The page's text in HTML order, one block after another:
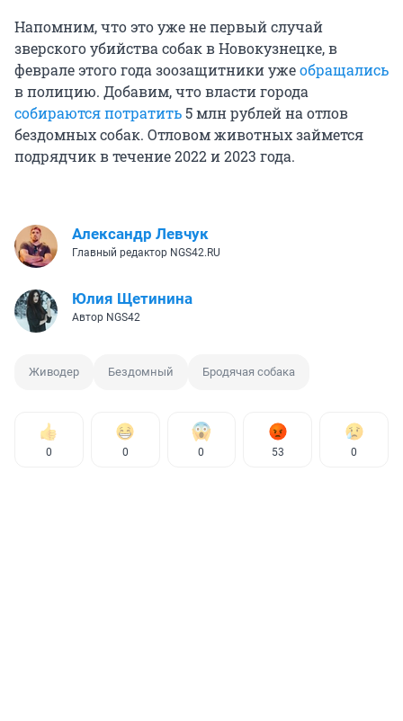
Напомним, что это уже не первый случай
зверского убийства собак в Новокузнецке, в
феврале этого года зоозащитники ужеобращались
в полицию. Добавим, что власти города
собираются потратить5 млн рублей на отлов
бездомных собак. Отловом животных займется
подрядчик в течение 2022 и 2023 года.
Александр Левчук
Главный редактор NGS42.RU
Юлия Щетинина
Автор NGS42
Живодер Бездомный Бродячая собака
0 0 0 53 0